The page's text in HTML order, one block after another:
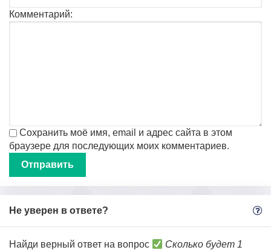
Комментарий:
Сохранить моё имя, email и адрес сайта в этом
браузере для последующих моих комментариев.
Не уверен в ответе?
Найди верный ответ на вопрос
Сколько будет 1